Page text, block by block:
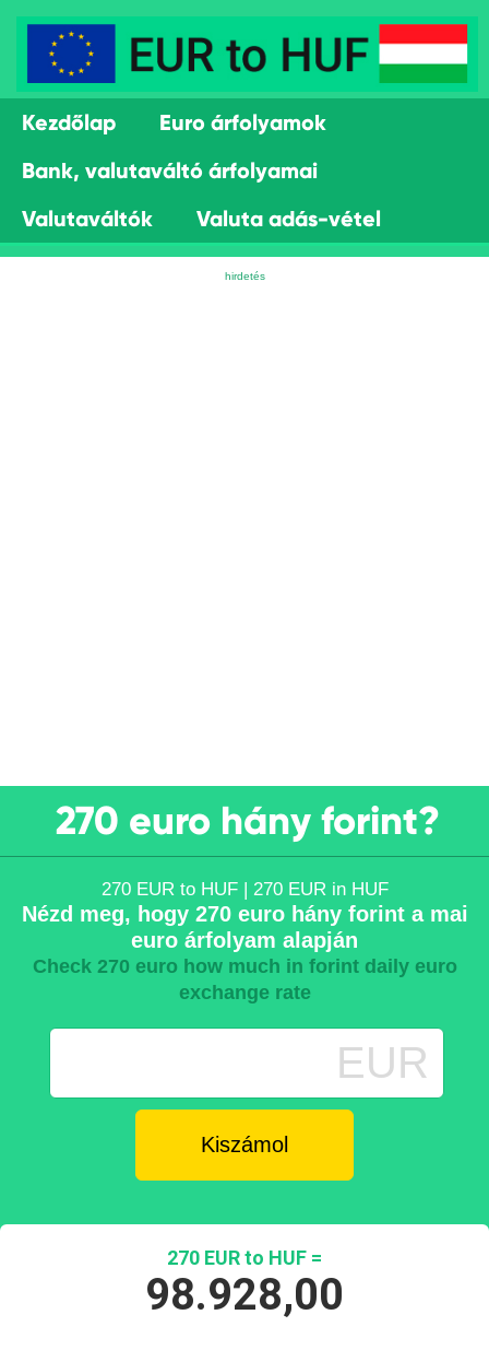
Kezdőlap
Euro árfolyamok
Bank, valutaváltó árfolyamai
Valutaváltók
Valuta adás-vétel
270 euro hány forint?
270 EUR to HUF | 270 EUR in HUF
Nézd meg, hogy 270 euro hány forint a mai
euro árfolyam alapján
Check 270 euro how much in forint daily euro
exchange rate
EUR
270 EUR to HUF =
98.928,00